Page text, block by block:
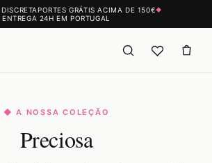
PORTES GRÁTIS ACIMA DE 150€◆
ENTREGA 24H EM PORTUGAL
◆ A NOSSA COLEÇÃO
Preciosa